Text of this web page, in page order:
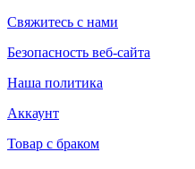
Свяжитесь с нами
Безопасность веб-сайта
Наша политика
Аккаунт
Товар с браком